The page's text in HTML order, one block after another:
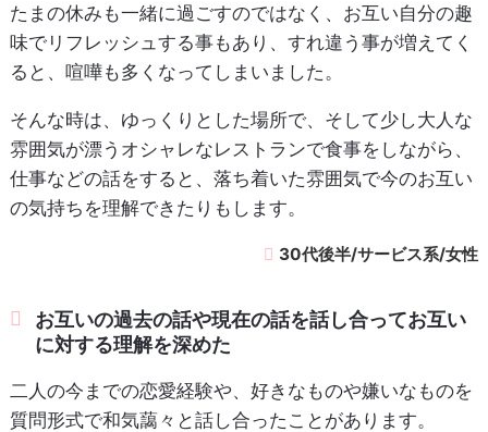
たまの休みも一緒に過ごすのではなく、お互い自分の趣
味でリフレッシュする事もあり、すれ違う事が増えてく
ると、喧嘩も多くなってしまいました。
そんな時は、ゆっくりとした場所で、そして少し大人な
雰囲気が漂うオシャレなレストランで食事をしながら、
仕事などの話をすると、落ち着いた雰囲気で今のお互い
の気持ちを理解できたりもします。
30代後半/サービス系/女性
お互いの過去の話や現在の話を話し合ってお互い
に対する理解を深めた
二人の今までの恋愛経験や、好きなものや嫌いなものを
質問形式で和気藹々と話し合ったことがあります。